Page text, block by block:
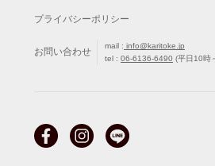
プライバシーポリシー
お問い合わせ
mail : info@karitoke.jp
tel : 06-6136-6490 (平日10時